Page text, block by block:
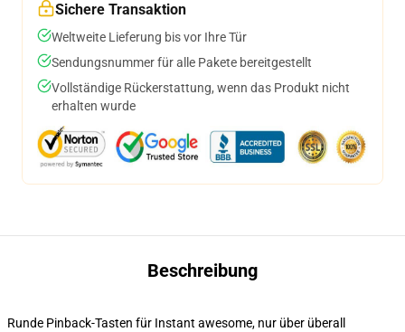
Sichere Transaktion
Weltweite Lieferung bis vor Ihre Tür
Sendungsnummer für alle Pakete bereitgestellt
Vollständige Rückerstattung, wenn das Produkt nicht
erhalten wurde
Beschreibung
Runde Pinback-Tasten für Instant awesome, nur über überall